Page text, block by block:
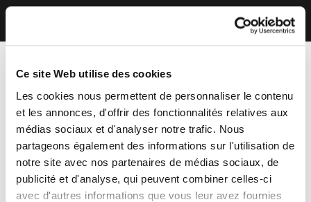
Ce site Web utilise des cookies
Les cookies nous permettent de personnaliser le contenu
et les annonces, d'offrir des fonctionnalités relatives aux
médias sociaux et d'analyser notre trafic. Nous
partageons également des informations sur l'utilisation de
notre site avec nos partenaires de médias sociaux, de
publicité et d'analyse, qui peuvent combiner celles-ci
avec d'autres informations que vous leur avez fournies